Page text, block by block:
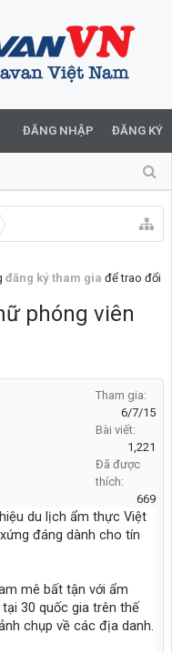
ĐĂNG NHẬP ĐĂNG KÝ
đăng ký tham gia để trao đổi
phóng viên
Tham gia:
6/7/15
Bài viết:
1,221
Đã được
thích:
669
du lịch ẩm thực Việt
đáng dành cho tín
mê bất tận với ẩm
30 quốc gia trên thế
chụp về các địa danh.